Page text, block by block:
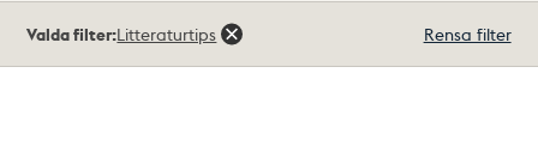
träffar
Valda filter:Litteraturtips Rensa filter